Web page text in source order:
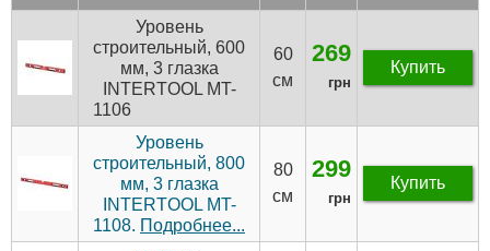
Уровень
строительный, 600
мм, 3 глазка
INTERTOOL MT-
1106
60
см
269
грн
Купить
Уровень
строительный, 800
мм, 3 глазка
INTERTOOL MT-
1108. Подробнее...
80
см
299
грн
Купить